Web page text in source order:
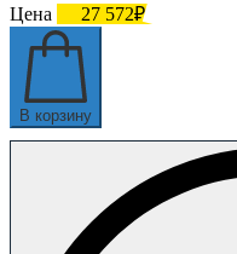
Цена 27 572₽
В корзину